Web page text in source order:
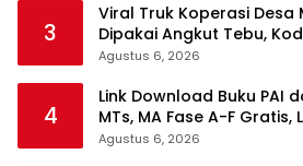
3
Viral Truk Koperasi Desa
Dipakai Angkut Tebu,
Tangan
Agustus 6, 2026
4
Link Download Buku PAI
MTs, MA Fase A-F
Pelajaran
Agustus 6, 2026